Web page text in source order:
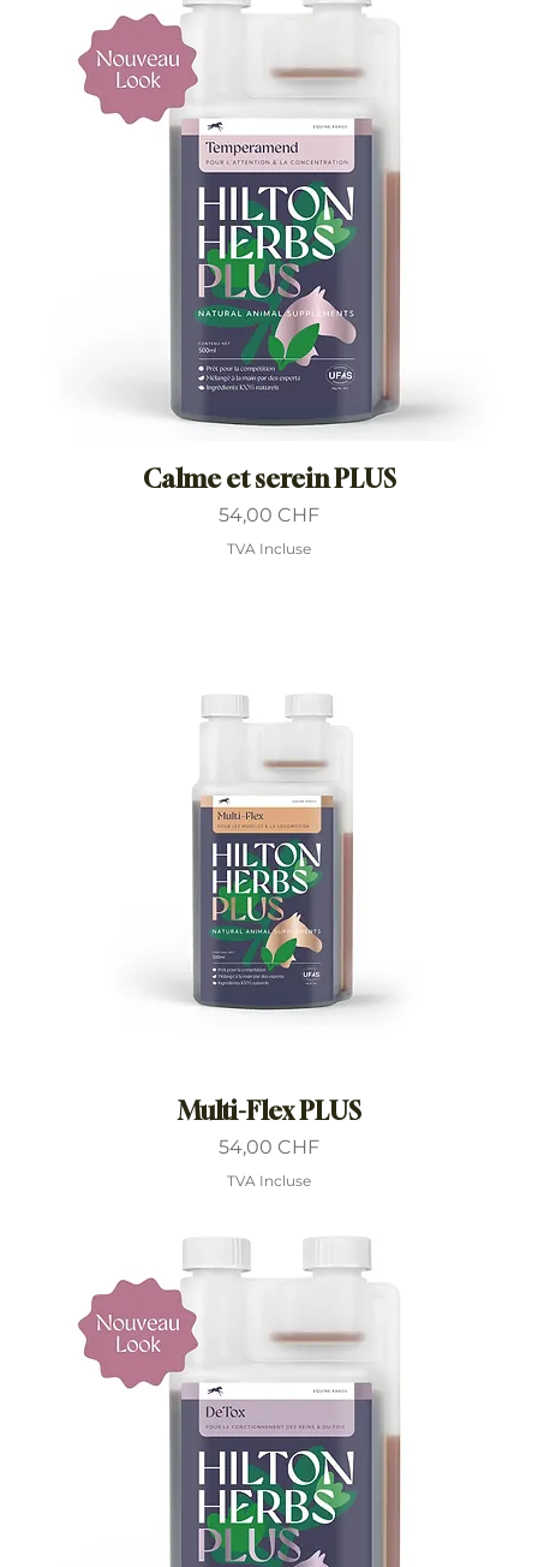
Calme et serein PLUS
Prix
54,00 CHF
TVA Incluse
Multi-Flex PLUS
Prix
54,00 CHF
TVA Incluse